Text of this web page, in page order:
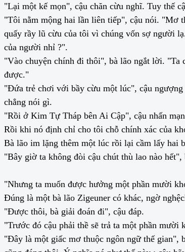
"Lại một kế mọn", cậu chăn cừu nghĩ. Tuy thế
"Tôi nằm mộng hai lần liên tiếp", cậu nói. "Mơ
quấy rầy lũ cừu của tôi vì chúng vốn sợ người
của người nhỉ ?".
"Vào chuyện chính đi thôi", bà lão ngắt lời. "Ta
được."
"Đứa trẻ chơi với bầy cừu một lúc", cậu
chẳng nói gì.
"Rồi ở Kim Tự Tháp bên Ai Cập", cậu nhấn
Rồi khi nó định chỉ cho tôi chỗ chính xác của
Bà lão im lặng thêm một lúc rồi lại cầm lấy hai
"Bây giờ ta không đòi cậu chút thù lao nào hết",
"Nhưng ta muốn được hưởng một phần mười
Đúng là một bà lão Zigeuner có khác, ngờ
"Được thôi, bà giải đoán đi", cậu đáp.
"Trước đó cậu phải thề sẽ trả ta một phần mười
"Đây là một giấc mơ thuộc ngôn ngữ thế gian",